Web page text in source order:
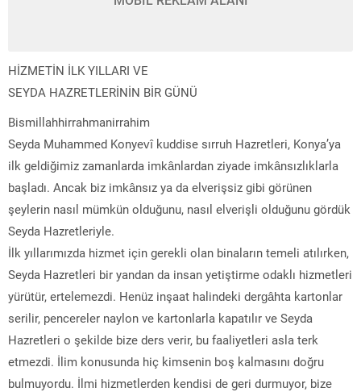
HİZMETİN İLK YILLARI VE
SEYDA HAZRETLERİNİN BİR GÜNÜ
Bismillahhirrahmanirrahim
Seyda Muhammed Konyevî kuddise sırruh Hazretleri, Konya’ya
ilk geldiğimiz zamanlarda imkânlardan ziyade imkânsızlıklarla
başladı. Ancak biz imkânsız ya da elverişsiz gibi görünen
şeylerin nasıl mümkün olduğunu, nasıl elverişli olduğunu gördük
Seyda Hazretleriyle.
İlk yıllarımızda hizmet için gerekli olan binaların temeli atılırken,
Seyda Hazretleri bir yandan da insan yetiştirme odaklı hizmetleri
yürütür, ertelemezdi. Henüz inşaat halindeki dergâhta kartonlar
serilir, pencereler naylon ve kartonlarla kapatılır ve Seyda
Hazretleri o şekilde bize ders verir, bu faaliyetleri asla terk
etmezdi. İlim konusunda hiç kimsenin boş kalmasını doğru
bulmuyordu. İlmi hizmetlerden kendisi de geri durmuyor, bize